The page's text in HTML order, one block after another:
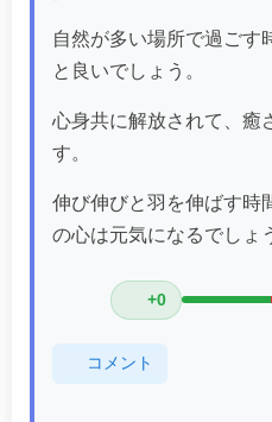
自然が多い場所で過ごす
と良いでしょう。
心身共に解放されて、癒
す。
伸び伸びと羽を伸ばす時
の心は元気になるでしょ
+0
コメント